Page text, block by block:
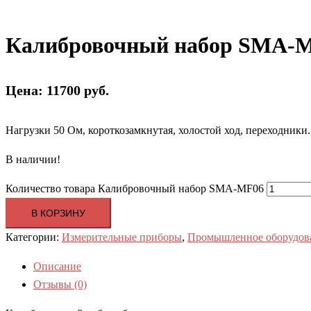
Калибровочный набор SMA-
Цена: 11700 руб.
Нагрузки 50 Ом, короткозамкнутая, холостой ход, переходники.
В наличии!
Количество товара Калибровочный набор SMA-MF06
В КОРЗИНУ
Категории: Измерительные приборы, Промышленное
Описание
Отзывы (0)